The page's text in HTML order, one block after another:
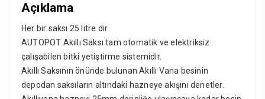
Açıklama
Her bir saksı 25 litre dir.
AUTOPOT Akıllı Saksı tam otomatik ve elektriksiz
çalışabilen bitki yetiştirme sistemidir.
Akıllı Saksının önünde bulunan Akıllı Vana besinin
depodan saksıların altındaki hazneye akışını denetler.